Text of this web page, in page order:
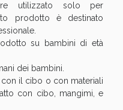
utilizzato solo per
prodotto è destinato
su bambini di età
dei bambini.
il cibo o con materiali
con cibo, mangimi, e